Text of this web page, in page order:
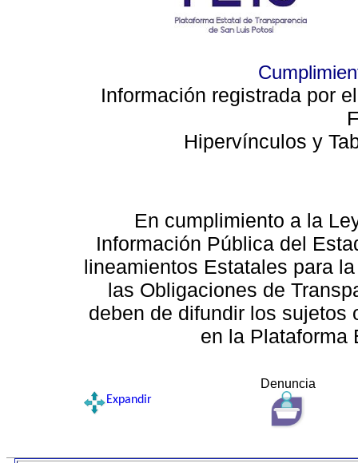
Información registrada por
Hipervínculos y
En cumplimiento a la
Información Pública del
lineamientos Estatales para
las Obligaciones de
deben de difundir los sujetos
en la Plataforma
Denuncia
Expandir